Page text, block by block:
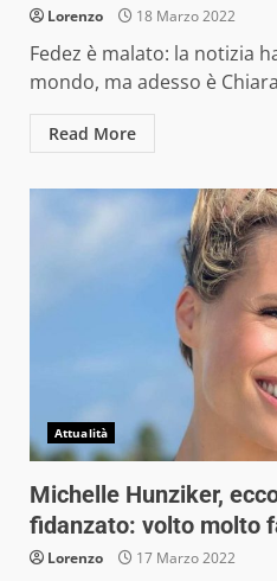
Lorenzo 18 Marzo 2022
Fedez è malato: la notizia
mondo, ma adesso è
Read More
Attualità
Michelle Hunziker,
fidanzato: volto molto
Lorenzo 17 Marzo 2022